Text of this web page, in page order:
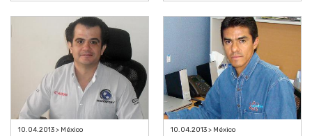
10.04.2013 > México 10.04.2013 > México